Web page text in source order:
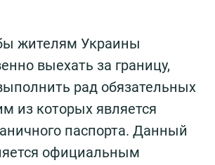
жителям Украины
выехать за границу,
рад обязательных
из которых является
паспорта. Данный
официальным